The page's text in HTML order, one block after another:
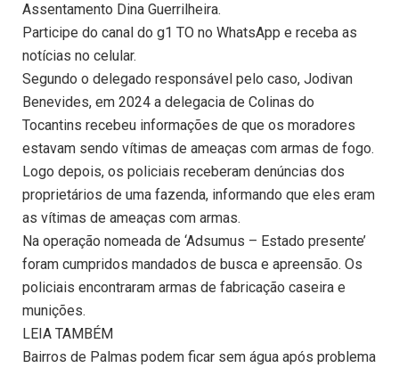
Assentamento Dina Guerrilheira.
Participe do canal do g1 TO no WhatsApp e receba as
notícias no celular.
Segundo o delegado responsável pelo caso, Jodivan
Benevides, em 2024 a delegacia de Colinas do
Tocantins recebeu informações de que os moradores
estavam sendo vítimas de ameaças com armas de fogo.
Logo depois, os policiais receberam denúncias dos
proprietários de uma fazenda, informando que eles eram
as vítimas de ameaças com armas.
Na operação nomeada de ‘Adsumus – Estado presente’
foram cumpridos mandados de busca e apreensão. Os
policiais encontraram armas de fabricação caseira e
munições.
LEIA TAMBÉM
Bairros de Palmas podem ficar sem água após problema